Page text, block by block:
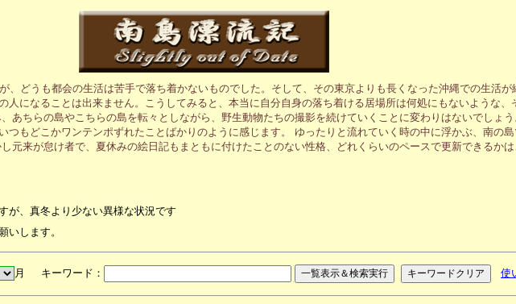
、どうも都会の生活は苦手で落ち着かないものでした。そして、その東京よりも長くなった沖縄での生活が
人になることは出来ません。こうしてみると、本当に自分自身の落ち着ける居場所は何処にもないような、
あちらの島やこちらの島を転々としながら、野生動物たちの撮影を続けていくことに変わりはないでしょ
つもどこかワンテンポずれたことばかりのように感じます。 ゆったりと流れていく時の中に浮かぶ、南の
元来が怠け者で、夏休みの絵日記もまともに付けたことのない性格、どれくらいのペースで更新できるか
が、真冬より少ない異様な状況です
いします。
月 キーワード： 使